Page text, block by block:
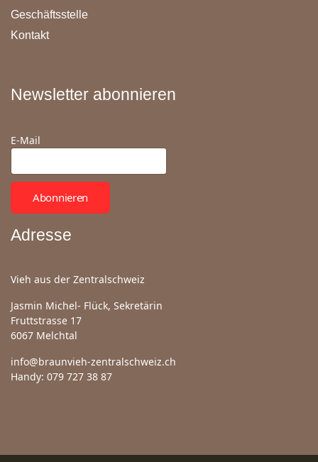
Adresse
Vieh aus der Zentralschweiz
Jasmin Michel- Flück, Sekretärin
Fruttstrasse 17
6067 Melchtal
info@braunvieh-zentralschweiz.ch
Handy: 079 727 38 87
Newsletter abonnieren
E-Mail
Abonnieren
Geschäftsstelle
Kontakt